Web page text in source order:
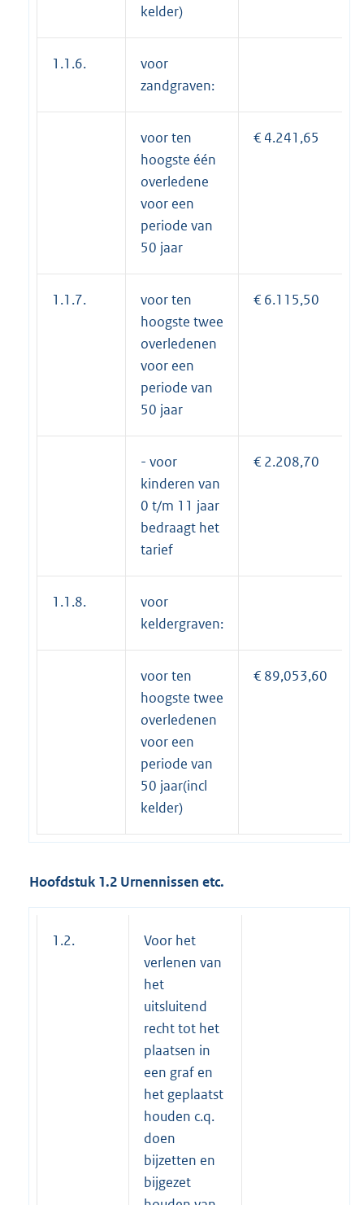
kelder)
1.1.6.
voor
zandgraven:
voor ten
hoogste één
overledene
voor een
periode van
50 jaar
€ 4.241,65
1.1.7.
voor ten
hoogste twee
overledenen
voor een
periode van
50 jaar
€ 6.115,50
- voor
kinderen van
0 t/m 11 jaar
bedraagt het
tarief
€ 2.208,70
1.1.8.
voor
keldergraven:
voor ten
hoogste twee
overledenen
voor een
periode van
50 jaar(incl
kelder)
€ 89,053,60
Hoofdstuk 1.2 Urnennissen etc.
1.2.
Voor het
verlenen van
het
uitsluitend
recht tot het
plaatsen in
een graf en
het geplaatst
houden c.q.
doen
bijzetten en
bijgezet